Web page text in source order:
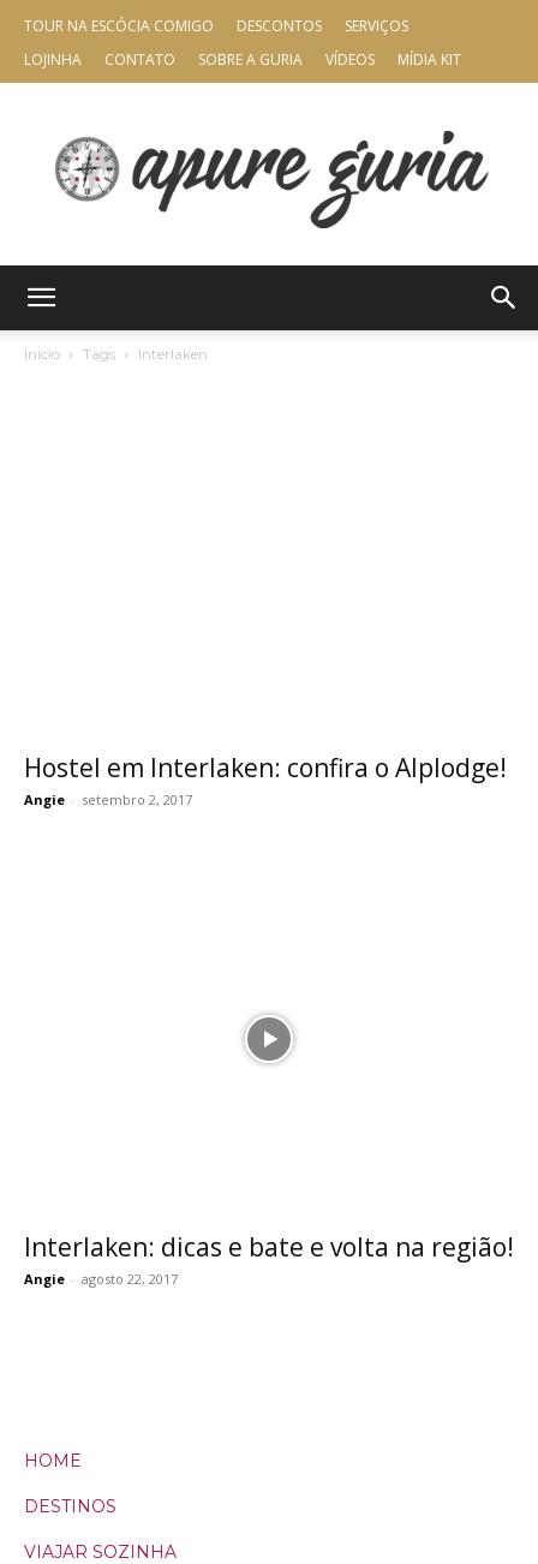
TOUR NA ESCÓCIA COMIGO DESCONTOS
SERVIÇOS
LOJINHA
CONTATO SOBRE A GURIA VÍDEOS MÍDIA KIT
Início Tags Interlaken
Hostel em Interlaken: confira o Alplodge!
Angie - setembro 2, 2017
Interlaken: dicas e bate e volta na região!
Angie - agosto 22, 2017
HOME
DESTINOS
VIAJAR SOZINHA